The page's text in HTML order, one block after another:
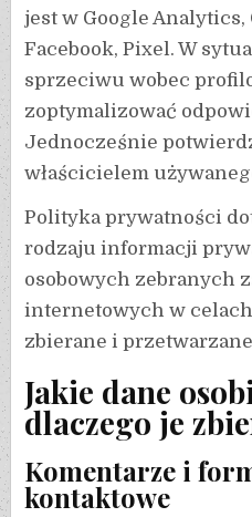
jest w Google Analytics,
Facebook, Pixel. W
sprzeciwu wobec
zoptymalizować
Jednocześnie
właścicielem
Polityka prywatności
rodzaju informacji
osobowych zebranych
internetowych w
zbierane i
Jakie dane
dlaczego je
Komentarze i
kontaktowe